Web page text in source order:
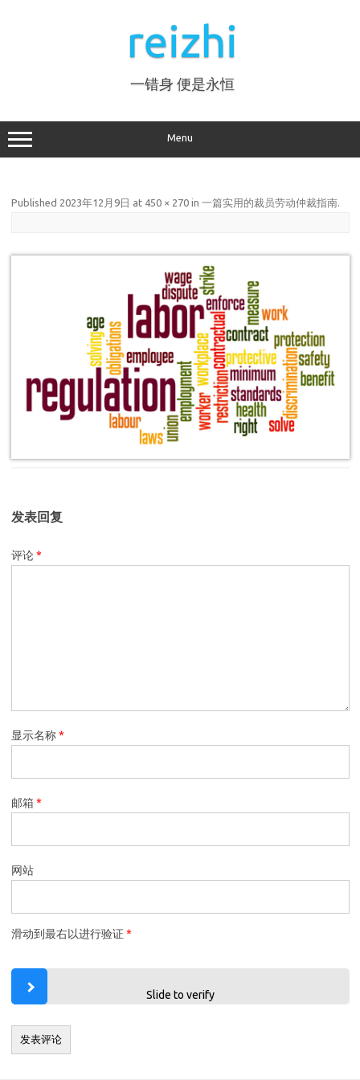
reizhi
一错身 便是永恒
Menu
Published 2023年12月9日 at 450 × 270 in 一篇实用的裁员劳动仲裁指南.
发表回复
评论*
显示名称*
邮箱*
网站
滑动到最右以进行验证 *
Slide to verify